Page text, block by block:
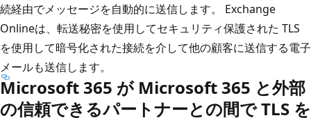
続経由でメッセージを自動的に送信します。 Exchange
Onlineは、転送秘密を使用してセキュリティ保護された TLS
を使用して暗号化された接続を介して他の顧客に送信する電子
メールも送信します。
Microsoft 365 が Microsoft 365 と外部
の信頼できるパートナーとの間で TLS を